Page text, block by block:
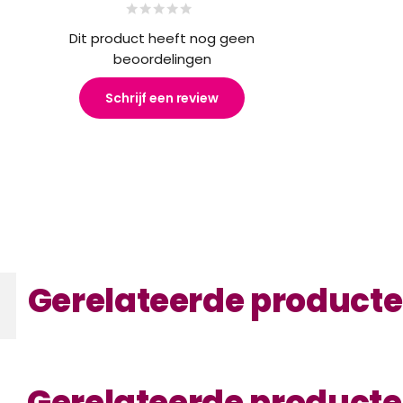
Dit product heeft nog geen
beoordelingen
Schrijf een review
Gerelateerde